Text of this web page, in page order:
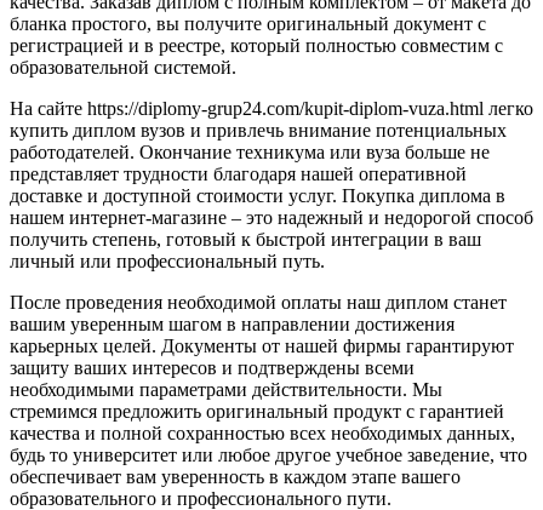
бланка простого, вы получите оригинальный документ с
регистрацией и в реестре, который полностью совместим с
образовательной системой.
На сайте https://diplomy-grup24.com/kupit-diplom-vuza.html легко
купить диплом вузов и привлечь внимание потенциальных
работодателей. Окончание техникума или вуза больше не
представляет трудности благодаря нашей оперативной
доставке и доступной стоимости услуг. Покупка диплома в
нашем интернет-магазине – это надежный и недорогой способ
получить степень, готовый к быстрой интеграции в ваш
личный или профессиональный путь.
После проведения необходимой оплаты наш диплом станет
вашим уверенным шагом в направлении достижения
карьерных целей. Документы от нашей фирмы гарантируют
защиту ваших интересов и подтверждены всеми
необходимыми параметрами действительности. Мы
стремимся предложить оригинальный продукт с гарантией
качества и полной сохранностью всех необходимых данных,
будь то университет или любое другое учебное заведение, что
обеспечивает вам уверенность в каждом этапе вашего
образовательного и профессионального пути.